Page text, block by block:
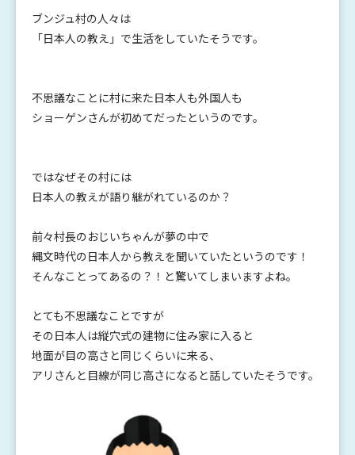
ブンジュ村の人々は
「日本人の教え」で生活をしていたそうです。
不思議なことに村に来た日本人も外国人も
ショーゲンさんが初めてだったというのです。
ではなぜその村には
日本人の教えが語り継がれているのか？
前々村長のおじいちゃんが夢の中で
縄文時代の日本人から教えを聞いていたというのです！
そんなことってあるの？！と驚いてしまいますよね。
とても不思議なことですが
その日本人は縦穴式の建物に住み家に入ると
地面が目の高さと同じくらいに来る、
アリさんと目線が同じ高さになると話していたそうです。